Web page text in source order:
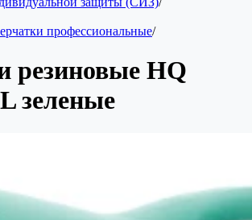
профессиональные/
резиновые HQ
зеленые